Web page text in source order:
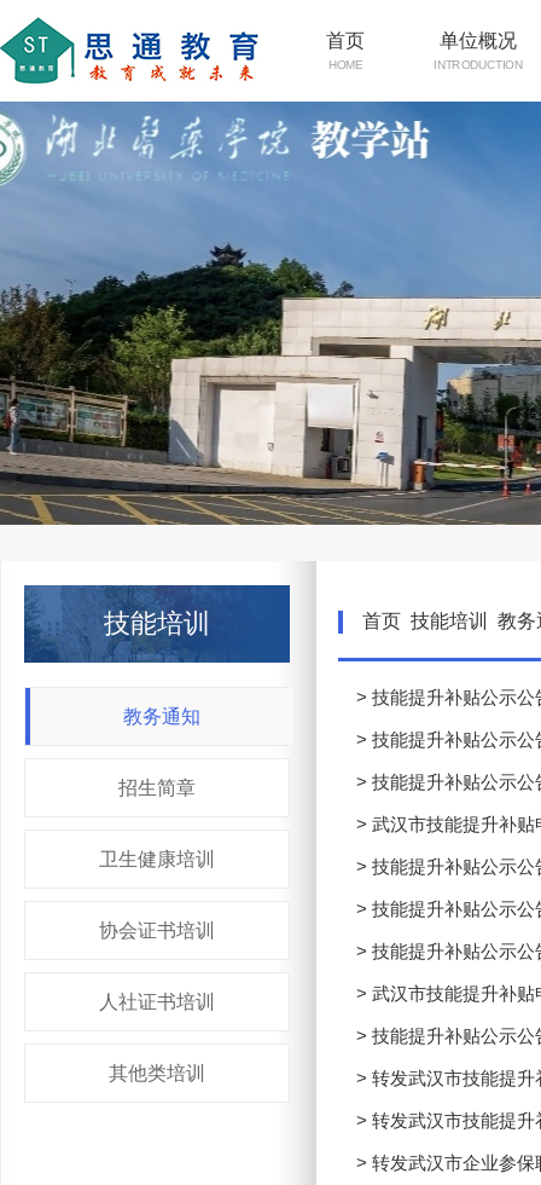
首页
HOME
单位概况
INTRODUCTION
技能培训
教务通知
招生简章
卫生健康培训
协会证书培训
人社证书培训
其他类培训
首页 技能培训 教务
> 技能提升补贴公示公
> 技能提升补贴公示公
> 技能提升补贴公示公
> 武汉市技能提升补贴
> 技能提升补贴公示公
> 技能提升补贴公示公
> 技能提升补贴公示公
> 武汉市技能提升补
> 技能提升补贴公示公
> 转发武汉市技能提
> 转发武汉市技能提
> 转发武汉市企业参